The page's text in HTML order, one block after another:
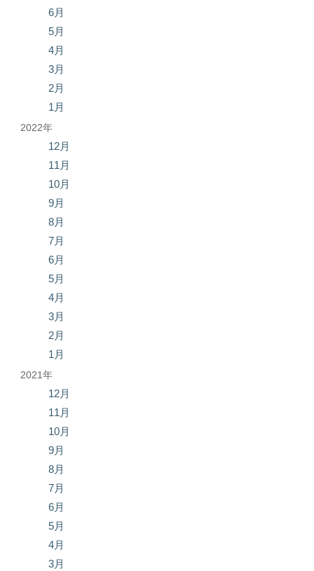
6月
5月
4月
3月
2月
1月
2022年
12月
11月
10月
9月
8月
7月
6月
5月
4月
3月
2月
1月
2021年
12月
11月
10月
9月
8月
7月
6月
5月
4月
3月